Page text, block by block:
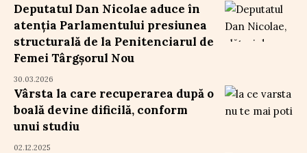
Deputatul Dan Nicolae aduce în
atenția Parlamentului presiunea
structurală de la Penitenciarul de
Femei Târgșorul Nou
30.03.2026
Vârsta la care recuperarea după o
boală devine dificilă, conform
unui studiu
02.12.2025